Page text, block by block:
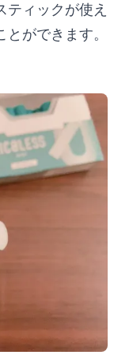
ティックが使え
ができます。